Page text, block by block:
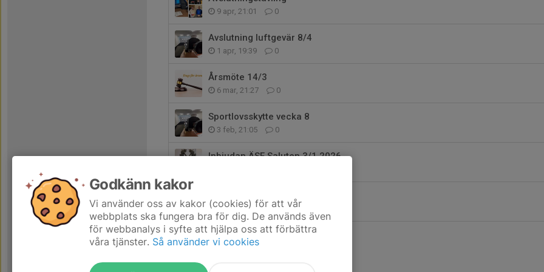
9 apr, 21:01 0
Avslutning luftgevär 8/4
1 apr, 19:39 0
Årsmöte 14/3
6 mar, 21:27 0
Sportlovsskytte vecka 8
3 feb, 21:05 0
Inbjudan ÄSF Saluten 3/1 2026
20 dec 2025 3
Godkänn kakor
Vi använder oss av kakor (cookies) för att vår
webbplats ska fungera bra för dig. De används även
för webbanalys i syfte att hjälpa oss att förbättra
våra tjänster. Så använder vi cookies